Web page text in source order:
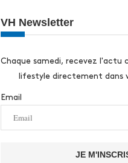
VH Newsletter
Chaque samedi, recevez l'actu
lifestyle directement dans
Email
JE